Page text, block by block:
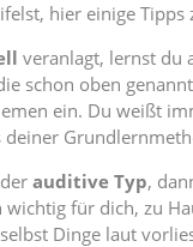
hier einige
veranlagt, lernst du
schon oben
ein. Du weißt
deiner
auditive Typ,
wichtig für dich, zu
Dinge laut